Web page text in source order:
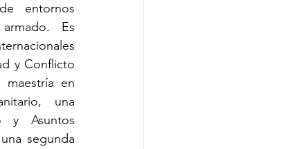
entornos
Es
y Conflicto
maestría en
una
y Asuntos
segunda